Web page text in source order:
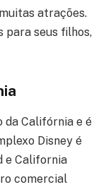
atrações.
para seus filhos,
da Califórnia e é
Disney é
e California
comercial